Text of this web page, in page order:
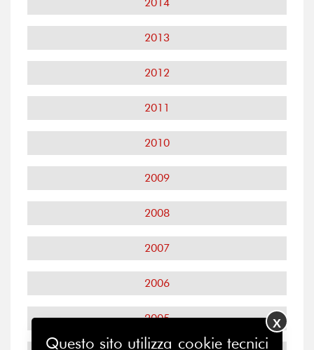
2013
2012
2011
2010
2009
2008
2007
2006
2005
Questo sito utilizza cookie tecnici
X